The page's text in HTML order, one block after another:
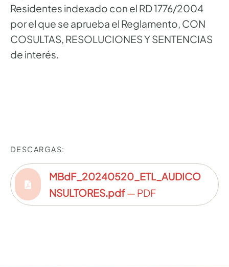
Residentes indexado con el RD 1776/2004
por el que se aprueba el Reglamento, CON
COSULTAS, RESOLUCIONES Y SENTENCIAS
de interés.
DESCARGAS:
MBdF_20240520_ETL_AUDICO
NSULTORES.pdf— PDF